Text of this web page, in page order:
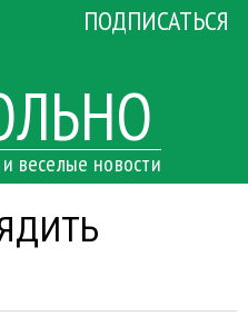
веселые новости
ПОДПИСАТЬСЯ